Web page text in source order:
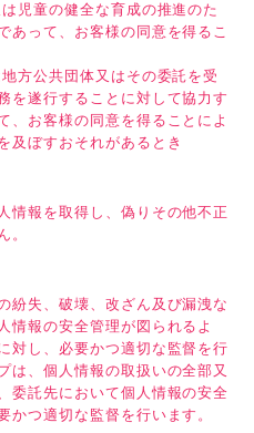
児童の健全な育成の推進のた
あって、お客様の同意を得るこ
方公共団体又はその委託を受
を遂行することに対して協力す
、お客様の同意を得ることによ
及ぼすおそれがあるとき
情報を取得し、偽りその他不正
。
紛失、破壊、改ざん及び漏洩な
情報の安全管理が図られるよ
対し、必要かつ適切な監督を行
は、個人情報の取扱いの全部又
委託先において個人情報の安全
かつ適切な監督を行います。